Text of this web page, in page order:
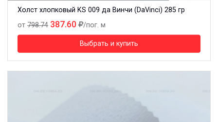
Холст хлопковый KS 009 да Винчи (DaVinci) 285 гр
от 798.74 387.60 /пог. м
Выбрать и купить